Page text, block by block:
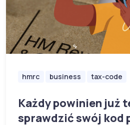
hmrc business tax-code
Każdy powinien już
sprawdzić swój kod